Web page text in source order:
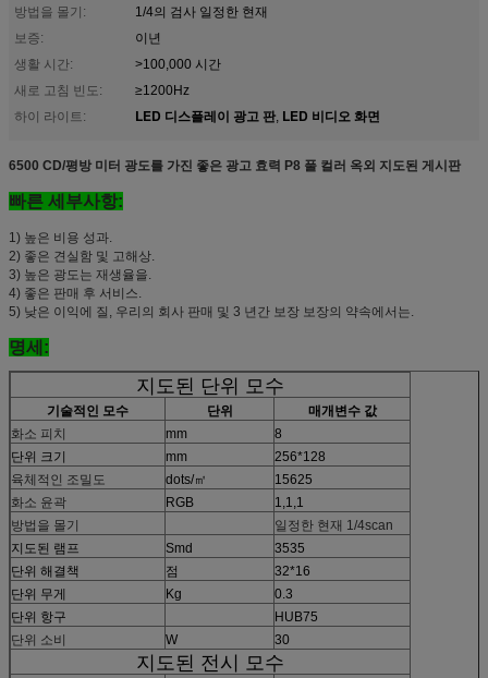
방법을 몰기:
1/4의 검사 일정한 현재
보증:
이년
생활 시간:
>100,000 시간
새로 고침 빈도:
≥1200Hz
하이 라이트:
LED 디스플레이 광고 판, LED 비디오 화면
6500 CD/평방 미터 광도를 가진 좋은 광고 효력 P8 풀 컬러 옥외 지도된 게시판
빠른 세부사항:
1) 높은 비용 성과.
2) 좋은 견실함 및 고해상.
3) 높은 광도는 재생율을.
4) 좋은 판매 후 서비스.
5) 낮은 이익에 질, 우리의 회사 판매 및 3 년간 보장 보장의 약속에서는.
명세:
지도된 단위 모수
기술적인 모수 단위
매개변수 값
화소 피치
mm
8
단위 크기
mm
256*128
육체적인 조밀도
dots/㎡
15625
화소 윤곽
RGB
1,1,1
방법을 몰기
일정한 현재 1/4scan
지도된 램프
Smd
3535
단위 해결책
점
32*16
단위 무게
Kg
0.3
단위 항구
HUB75
단위 소비
W 30
지도된 전시 모수